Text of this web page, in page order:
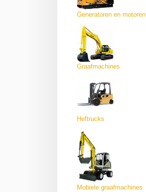
Generatoren en motoren
Graafmachines
Heftrucks
Mobiele graafmachines